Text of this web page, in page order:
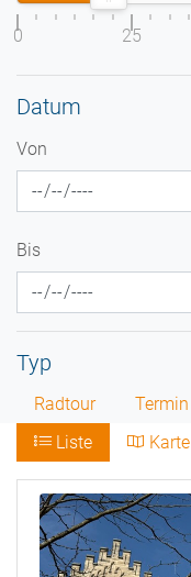
0 25
Datum
Von
Bis
Typ
Radtour
Termin
Liste
Karte